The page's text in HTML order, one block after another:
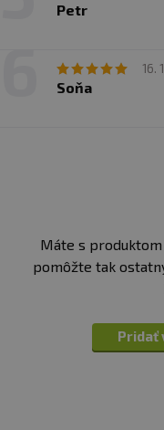
Petr
16.
Soňa
Máte s
pomôžte tak
Pridať